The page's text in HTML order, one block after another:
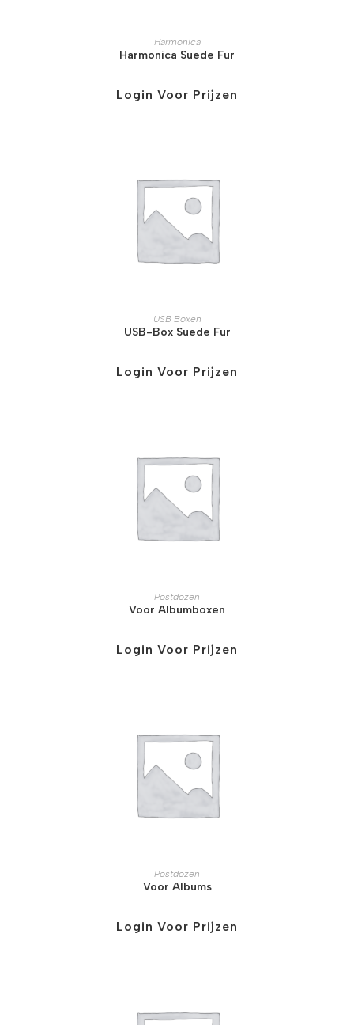
Harmonica
Harmonica Suede Fur
Login Voor Prijzen
USB Boxen
USB-Box Suede Fur
Login Voor Prijzen
Postdozen
Voor Albumboxen
Login Voor Prijzen
Postdozen
Voor Albums
Login Voor Prijzen